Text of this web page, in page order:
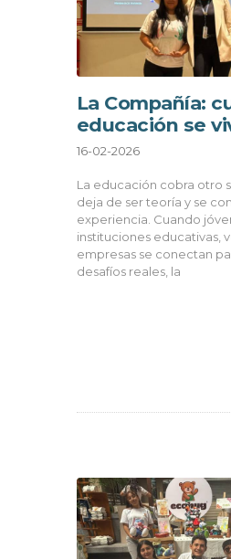
La Compañía:
educación se
16-02-2026
La educación cobra otro
deja de ser teoría y se
experiencia. Cuando
instituciones educativas,
empresas se conectan
desafíos reales, la